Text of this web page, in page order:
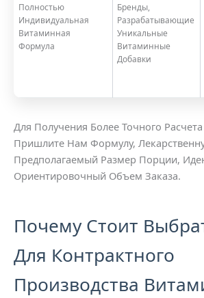
Полностью
Индивидуальная
Витаминная
Формула
Бренды,
Разрабатывающие
Уникальные
Витаминные
Добавки
Для Получения Более Точного
Пришлите Нам Формулу,
Предполагаемый Размер Порции,
Ориентировочный Объем Заказа.
Почему Стоит
Для Контрактного
Производства